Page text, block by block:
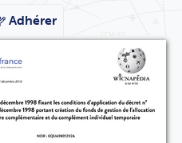
Adhérer